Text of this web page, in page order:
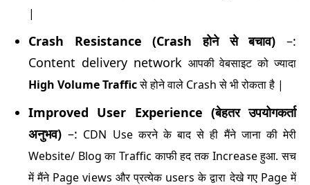
|
Crash Resistance (Crash होने से बचाव) –:
Content delivery network आपकी वेबसाइट को ज्यादा
High Volume Trafficसे होने वाले Crash से भी रोकता है |
Improved User Experience (बेहतर उपयोगकर्ता
अनुभव) –: CDN Use करने के बाद से ही मैंने जाना की मेरी
Website/ Blog का Traffic काफी हद तक Increase हुआ. सच
में मैंने Page views और प्रत्येक users के द्वारा देखे गए Page में